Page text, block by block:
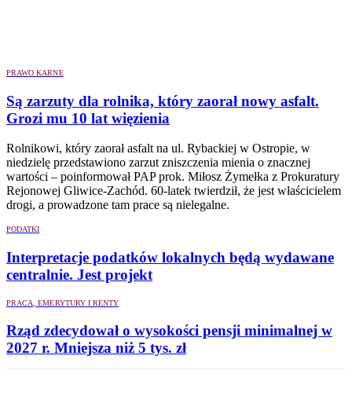
PRAWO KARNE
Są zarzuty dla rolnika, który zaorał nowy asfalt.
Grozi mu 10 lat więzienia
Rolnikowi, który zaorał asfalt na ul. Rybackiej w Ostropie, w
niedzielę przedstawiono zarzut zniszczenia mienia o znacznej
wartości – poinformował PAP prok. Miłosz Żymełka z Prokuratury
Rejonowej Gliwice-Zachód. 60-latek twierdził, że jest właścicielem
drogi, a prowadzone tam prace są nielegalne.
PODATKI
Interpretacje podatków lokalnych będą wydawane
centralnie. Jest projekt
PRACA, EMERYTURY I RENTY
Rząd zdecydował o wysokości pensji minimalnej w
2027 r. Mniejsza niż 5 tys. zł